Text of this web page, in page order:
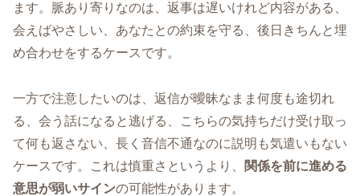
ます。脈あり寄りなのは、返事は遅いけれど内容がある、
会えばやさしい、あなたとの約束を守る、後日きちんと埋
め合わせをするケースです。
一方で注意したいのは、返信が曖昧なまま何度も途切れ
る、会う話になると逃げる、こちらの気持ちだけ受け取っ
て何も返さない、長く音信不通なのに説明も気遣いもない
ケースです。これは慎重さというより、
関係を前に進める
意思が弱いサインの可能性があります。